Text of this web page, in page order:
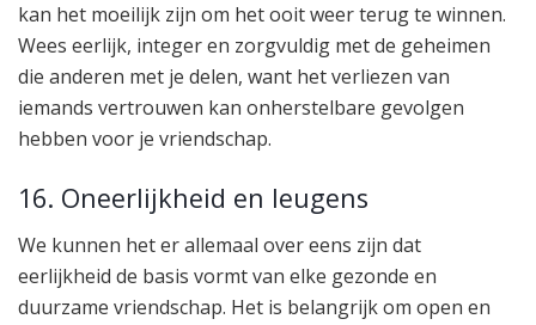
kan het moeilijk zijn om het ooit weer terug te winnen.
Wees eerlijk, integer en zorgvuldig met de geheimen
die anderen met je delen, want het verliezen van
iemands vertrouwen kan onherstelbare gevolgen
hebben voor je vriendschap.
16. Oneerlijkheid en leugens
We kunnen het er allemaal over eens zijn dat
eerlijkheid de basis vormt van elke gezonde en
duurzame vriendschap. Het is belangrijk om open en